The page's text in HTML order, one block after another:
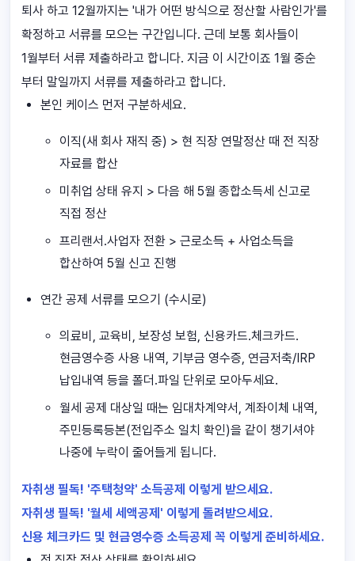
퇴사 하고 12월까지는 '내가 어떤 방식으로 정산할 사람인가'를
확정하고 서류를 모으는 구간입니다. 근데 보통 회사들이
1월부터 서류 제출하라고 합니다. 지금 이 시간이죠 1월 중순
부터 말일까지 서류를 제출하라고 합니다.
본인 케이스 먼저 구분하세요.
이직(새 회사 재직 중) > 현 직장 연말정산 때 전 직장
자료를 합산
미취업 상태 유지 > 다음 해 5월 종합소득세 신고로
직접 정산
프리랜서.사업자 전환 > 근로소득 + 사업소득을
합산하여 5월 신고 진행
연간 공제 서류를 모으기 (수시로)
의료비, 교육비, 보장성 보험, 신용카드.체크카드.
현금영수증 사용 내역, 기부금 영수증, 연금저축/IRP
납입내역 등을 폴더.파일 단위로 모아두세요.
월세 공제 대상일 때는 임대차계약서, 계좌이체 내역,
주민등록등본(전입주소 일치 확인)을 같이 챙기셔야
나중에 누락이 줄어들게 됩니다.
자취생 필독! '주택청약' 소득공제 이렇게 받으세요.
자취생 필독! '월세 세액공제' 이렇게 돌려받으세요.
신용 체크카드 및 현금영수증 소득공제 꼭 이렇게 준비하세요.